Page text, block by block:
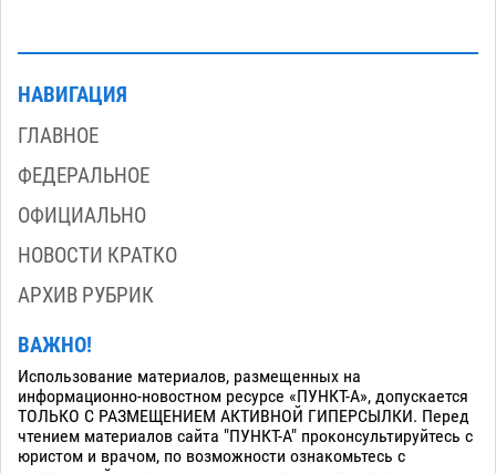
НАВИГАЦИЯ
ГЛАВНОЕ
ФЕДЕРАЛЬНОЕ
ОФИЦИАЛЬНО
НОВОСТИ КРАТКО
АРХИВ РУБРИК
ВАЖНО!
Использование материалов, размещенных на
информационно-новостном ресурсе «ПУНКТ-А», допускается
ТОЛЬКО С РАЗМЕЩЕНИЕМ АКТИВНОЙ ГИПЕРСЫЛКИ. Перед
чтением материалов сайта "ПУНКТ-А" проконсультируйтесь с
юристом и врачом, по возможности ознакомьтесь с